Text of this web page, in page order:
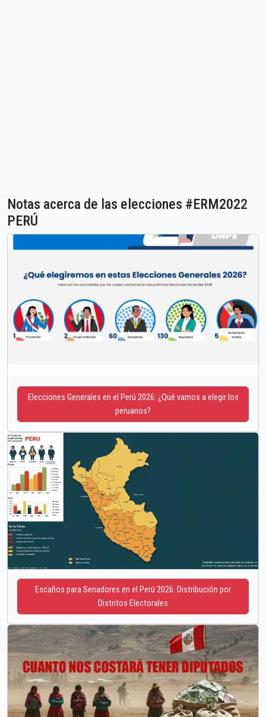
Notas acerca de las elecciones #ERM2022
PERÚ
Elecciones Generales en el Perú 2026: ¿Qué vamos a elegir los
peruanos?
Escaños para Senadores en el Perú 2026: Distribución por
Distritos Electorales